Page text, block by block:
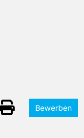
Bewerben